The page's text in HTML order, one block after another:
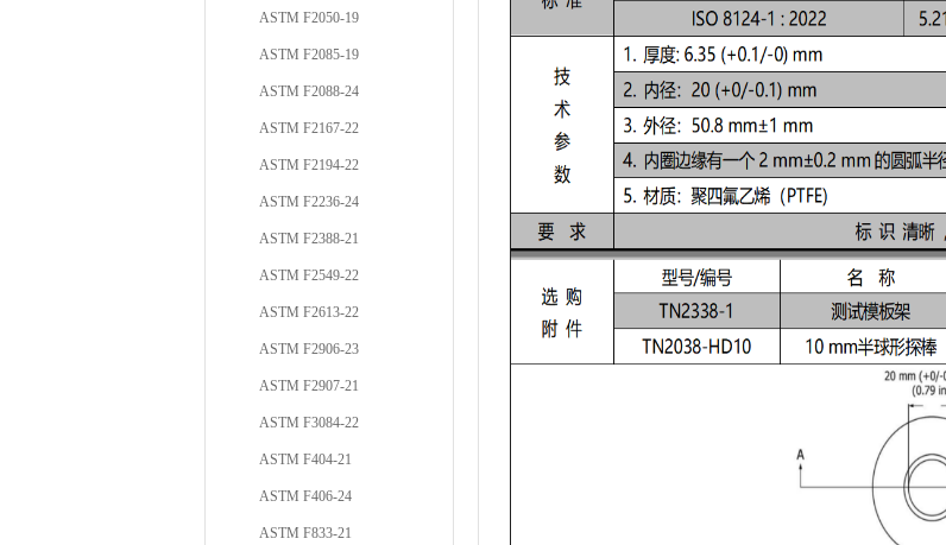
ASTM F2050-19
ASTM F2085-19
ASTM F2088-24
ASTM F2167-22
ASTM F2194-22
ASTM F2236-24
ASTM F2388-21
ASTM F2549-22
ASTM F2613-22
ASTM F2906-23
ASTM F2907-21
ASTM F3084-22
ASTM F404-21
ASTM F406-24
ASTM F833-21